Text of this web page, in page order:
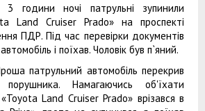
3 години ночі патрульні зупинили
Land Cruiser Prado» на проспекті
ПДР. Під час перевірки документів
і поїхав. Чоловік був п`яний.
патрульний автомобіль перекрив
Намагаючись об'їхати
Land Cruiser Prado» врізався в